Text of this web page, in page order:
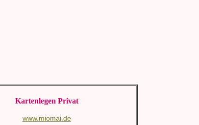
Kartenlegen Privat
www.miomai.de